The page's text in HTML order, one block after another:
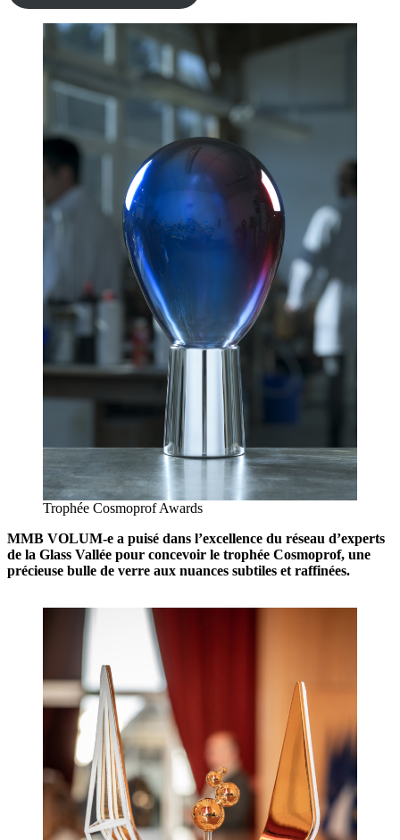
Trophée Cosmoprof Awards
MMB VOLUM-e a puisé dans l’excellence du réseau d’experts
de la Glass Vallée pour concevoir le trophée Cosmoprof, une
précieuse bulle de verre aux nuances subtiles et raffinées.